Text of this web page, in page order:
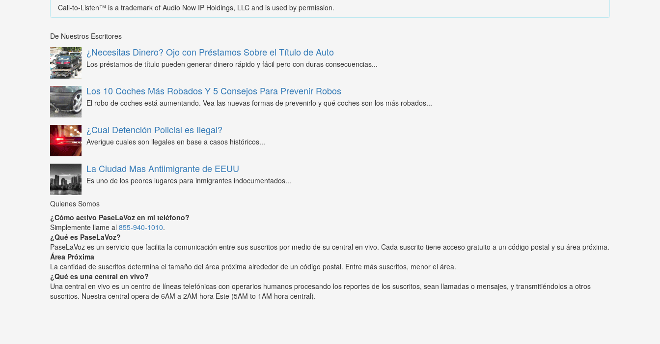
Call-to-Listen™ is a trademark of Audio Now IP Holdings, LLC and is used by permission.
De Nuestros Escritores
¿Necesitas Dinero? Ojo con Préstamos Sobre el Título de Auto
Los préstamos de título pueden generar dinero rápido y fácil pero con duras consecuencias...
Los 10 Coches Más Robados Y 5 Consejos Para Prevenir Robos
El robo de coches está aumentando. Vea las nuevas formas de prevenirlo y qué coches son los más robados...
¿Cual Detención Policial es Ilegal?
Averigue cuales son ilegales en base a casos históricos...
La Ciudad Mas Antiimigrante de EEUU
Es uno de los peores lugares para inmigrantes indocumentados...
Quienes Somos
¿Cómo activo PaseLaVoz en mi teléfono?
Simplemente llame al 855-940-1010.
¿Qué es PaseLaVoz?
PaseLaVoz es un servicio que facilita la comunicación entre sus suscritos por medio de su central en vivo. Cada suscrito tiene acceso gratuito a un código postal y su área próxima.
Área Próxima
La cantidad de suscritos determina el tamaño del área próxima alrededor de un código postal. Entre más suscritos, menor el área.
¿Qué es una central en vivo?
Una central en vivo es un centro de líneas telefónicas con operarios humanos procesando los reportes de los suscritos, sean llamadas o mensajes, y transmitiéndolos a otros
suscritos. Nuestra central opera de 6AM a 2AM hora Este (5AM to 1AM hora central).